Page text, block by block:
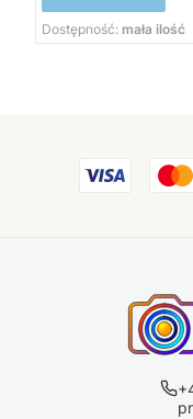
Dostępność: mała ilość